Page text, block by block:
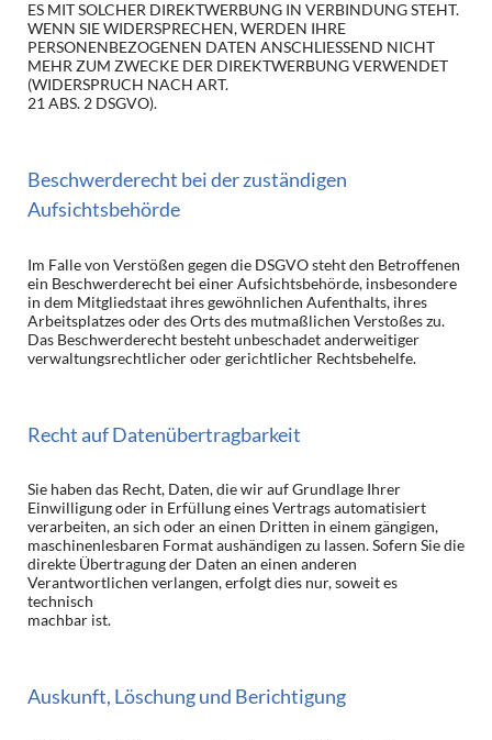
ES MIT SOLCHER DIREKTWERBUNG IN VERBINDUNG STEHT.
WENN SIE WIDERSPRECHEN, WERDEN IHRE
PERSONENBEZOGENEN DATEN ANSCHLIESSEND NICHT
MEHR ZUM ZWECKE DER DIREKTWERBUNG VERWENDET
(WIDERSPRUCH NACH ART.
21 ABS. 2 DSGVO).
Beschwerderecht bei der zuständigen
Aufsichtsbehörde
Im Falle von Verstößen gegen die DSGVO steht den Betroffenen
ein Beschwerderecht bei einer Aufsichtsbehörde, insbesondere
in dem Mitgliedstaat ihres gewöhnlichen Aufenthalts, ihres
Arbeitsplatzes oder des Orts des mutmaßlichen Verstoßes zu.
Das Beschwerderecht besteht unbeschadet anderweitiger
verwaltungsrechtlicher oder gerichtlicher Rechtsbehelfe.
Recht auf Datenübertragbarkeit
Sie haben das Recht, Daten, die wir auf Grundlage Ihrer
Einwilligung oder in Erfüllung eines Vertrags automatisiert
verarbeiten, an sich oder an einen Dritten in einem gängigen,
maschinenlesbaren Format aushändigen zu lassen. Sofern Sie die
direkte Übertragung der Daten an einen anderen
Verantwortlichen verlangen, erfolgt dies nur, soweit es
technisch
machbar ist.
Auskunft, Löschung und Berichtigung